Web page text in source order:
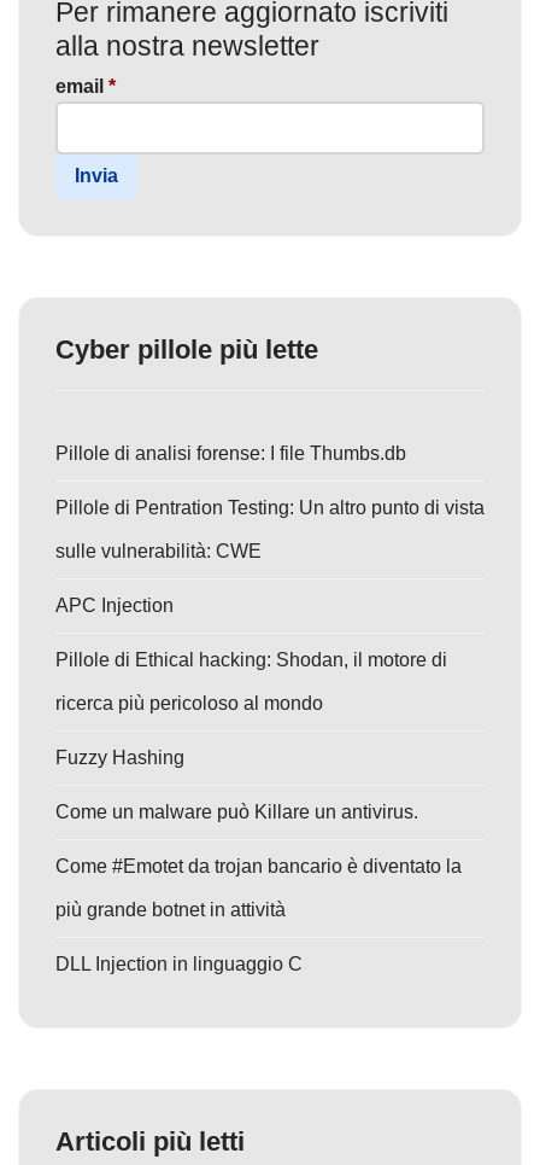
Per rimanere aggiornato iscriviti
alla nostra newsletter
email *
Invia
Cyber pillole più lette
Pillole di analisi forense: I file Thumbs.db
Pillole di Pentration Testing: Un altro punto di vista
sulle vulnerabilità: CWE
APC Injection
Pillole di Ethical hacking: Shodan, il motore di
ricerca più pericoloso al mondo
Fuzzy Hashing
Come un malware può Killare un antivirus.
Come #Emotet da trojan bancario è diventato la
più grande botnet in attività
DLL Injection in linguaggio C
Articoli più letti